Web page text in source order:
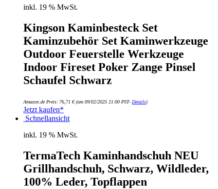
inkl. 19 % MwSt.
Kingson Kaminbesteck Set
Kaminzubehör Set Kaminwerkzeuge
Outdoor Feuerstelle Werkzeuge
Indoor Fireset Poker Zange Pinsel
Schaufel Schwarz
Amazon.de Preis: 76,71 €(am 09/02/2025 21:00 PST- Details)
Jetzt kaufen*
Schnellansicht
inkl. 19 % MwSt.
TermaTech Kaminhandschuh NEU
Grillhandschuh, Schwarz, Wildleder,
100% Leder, Topflappen